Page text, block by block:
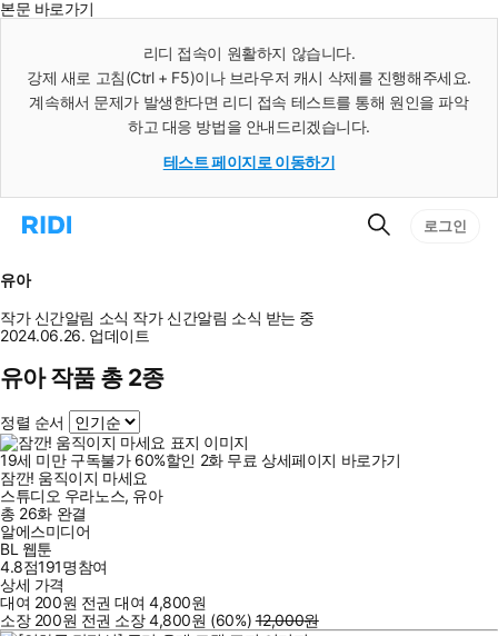
본문 바로가기
리디 접속이 원활하지 않습니다.
강제 새로 고침(Ctrl + F5)이나 브라우저 캐시 삭제를 진행해주세요.
계속해서 문제가 발생한다면 리디 접속 테스트를 통해 원인을 파악
하고 대응 방법을 안내드리겠습니다.
테스트 페이지로 이동하기
리
으
로
이
동
검
로그인
유아
작가 신간알림 소식 작가 신간알림 소식 받는 중
2024.06.26. 업데이트
유아 작품 총 2종
정렬 순서
19세 미만 구독불가 60%할인 2화 무료 상세페이지 바로가기
잠깐! 움직이지 마세요
스튜디오 우라노스, 유아
총 26화 완결
알에스미디어
BL 웹툰
4.8점191명참여
상세 가격
대여 200원 전권 대여4,800원
소장 200원 전권 소장4,800원 (60%) 12,000원